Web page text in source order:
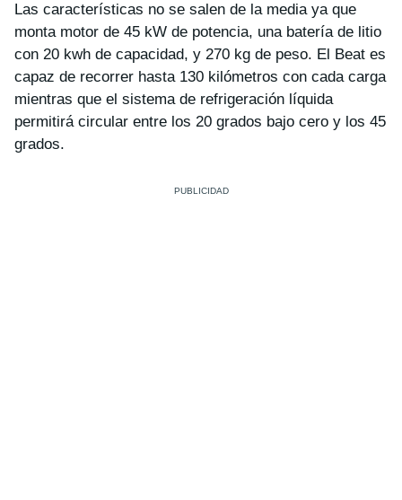
Las características no se salen de la media ya que
monta motor de 45 kW de potencia, una batería de litio
con 20 kwh de capacidad, y 270 kg de peso. El Beat es
capaz de recorrer hasta 130 kilómetros con cada carga
mientras que el sistema de refrigeración líquida
permitirá circular entre los 20 grados bajo cero y los 45
grados.